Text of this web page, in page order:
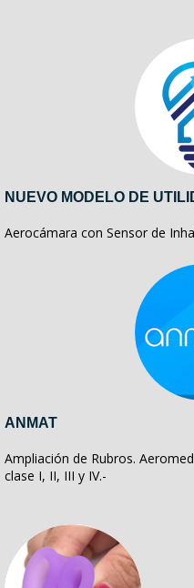
NUEVO MODELO DE
Aerocámara con Sensor de
ANMAT
Ampliación de Rubros.
clase I, II, III y IV.-